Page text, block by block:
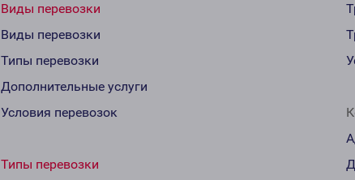
Виды перевозки
Виды перевозки
Типы перевозки
Дополнительные услуги
Условия перевозок
Типы перевозки